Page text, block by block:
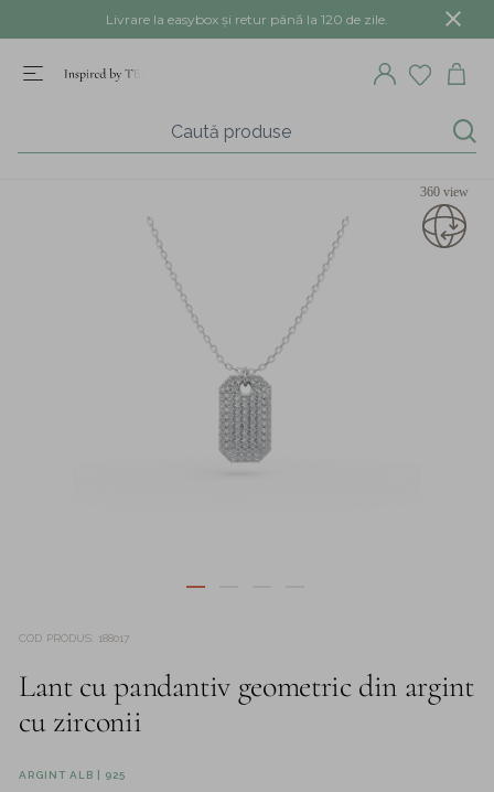
Livrare la easybox și retur până la 120 de zile.
360 view
COD PRODUS 188017
Lant cu pandantiv geometric din argint
cu zirconii
ARGINT ALB | 925